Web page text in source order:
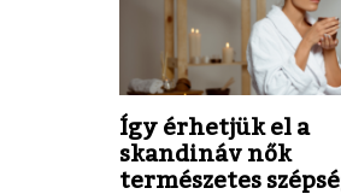
Így érhetjük el a
skandináv nők
természetes